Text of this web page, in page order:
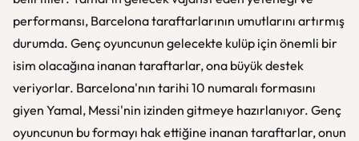
performansı, Barcelona taraftarlarının umutlarını artırmış
durumda. Genç oyuncunun gelecekte kulüp için önemli bir
isim olacağına inanan taraftarlar, ona büyük destek
veriyorlar. Barcelona'nın tarihi 10 numaralı formasını
giyen Yamal, Messi'nin izinden gitmeye hazırlanıyor. Genç
oyuncunun bu formayı hak ettiğine inanan taraftarlar, onun